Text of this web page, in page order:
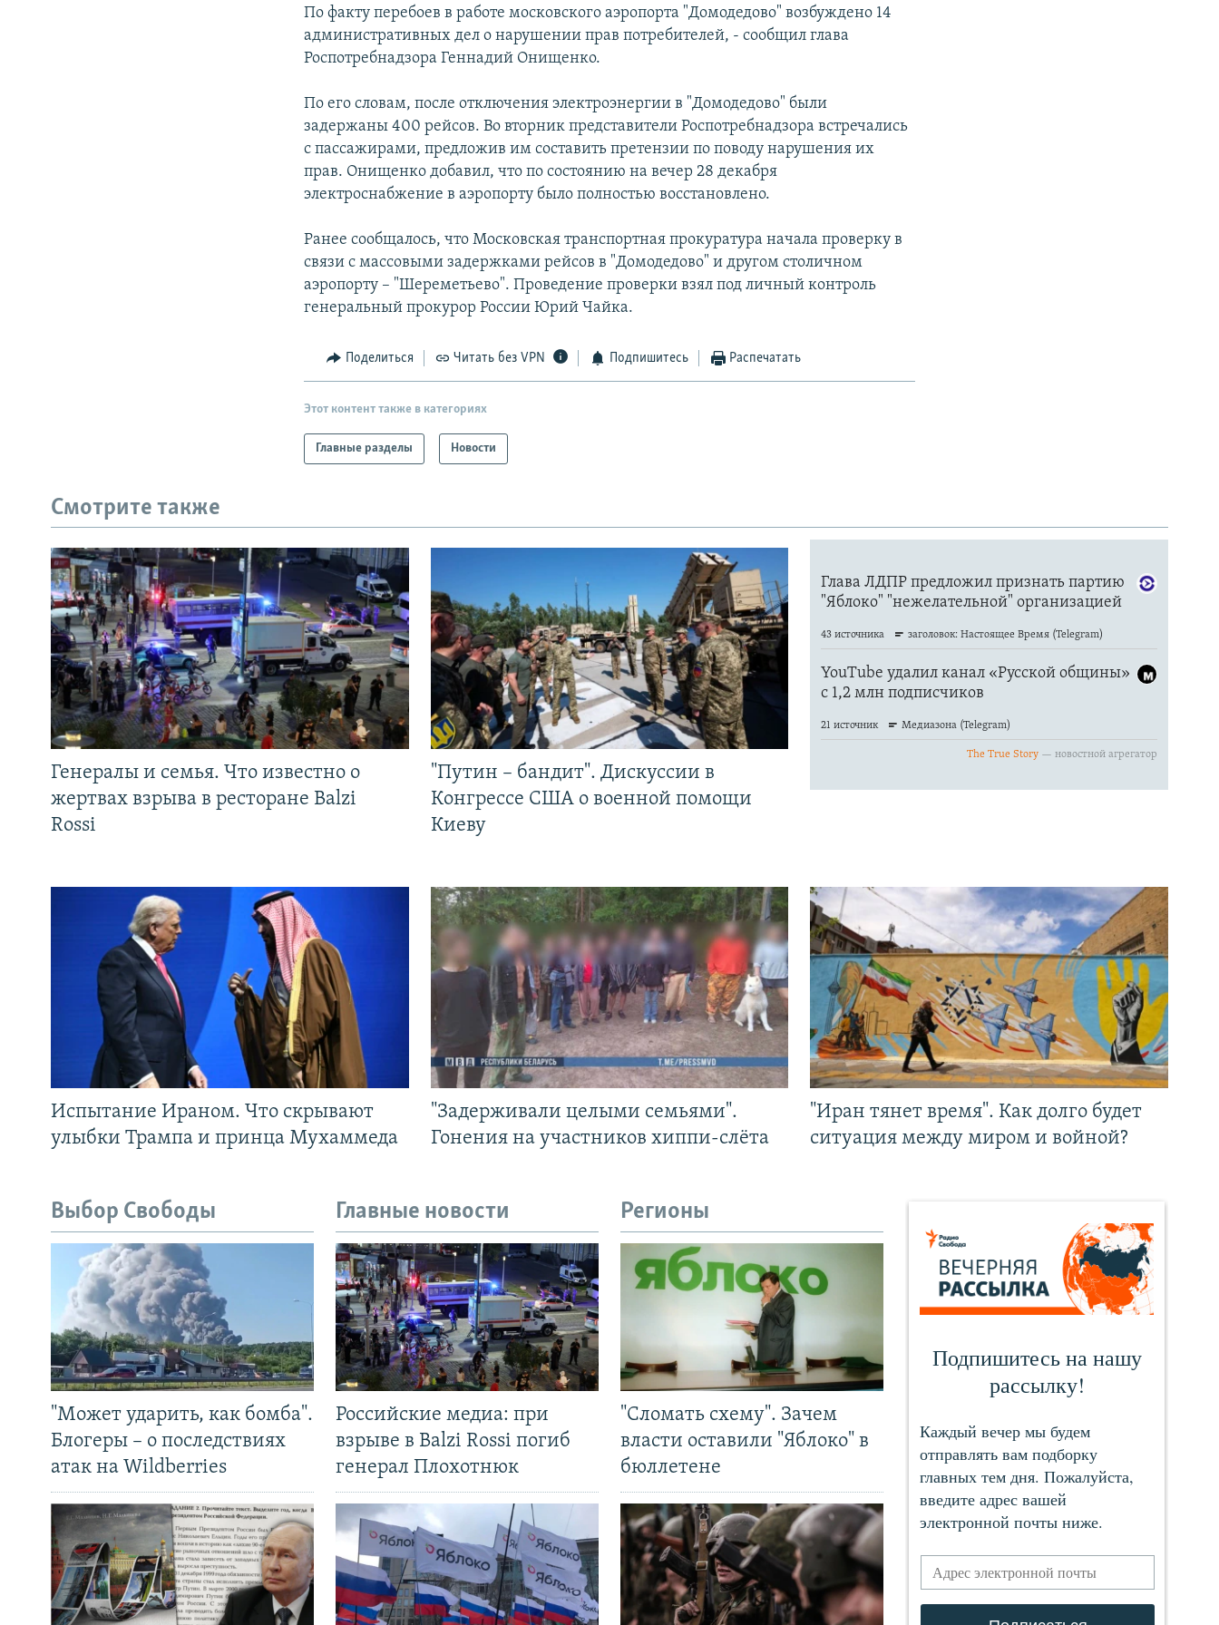
По факту перебоев в работе московского аэропорта "Домодедово" возбуждено 14
административных дел о нарушении прав потребителей, - сообщил глава
Роспотребнадзора Геннадий Онищенко.
По его словам, после отключения электроэнергии в "Домодедово" были
задержаны 400 рейсов. Во вторник представители Роспотребнадзора встречались
с пассажирами, предложив им составить претензии по поводу нарушения их
прав. Онищенко добавил, что по состоянию на вечер 28 декабря
электроснабжение в аэропорту было полностью восстановлено.
Ранее сообщалось, что Московская транспортная прокуратура начала проверку в
связи с массовыми задержками рейсов в "Домодедово" и другом столичном
аэропорту – "Шереметьево". Проведение проверки взял под личный контроль
генеральный прокурор России Юрий Чайка.
Поделиться Читать без VPN Подпишитесь Распечатать
Этот контент также в категориях
Главные разделы Новости
Смотрите также
Генералы и семья. Что известно о
жертвах взрыва в ресторане Balzi
Rossi
"Путин – бандит". Дискуссии в
Конгрессе США о военной помощи
Киеву
Испытание Ираном. Что скрывают
улыбки Трампа и принца Мухаммеда
"Задерживали целыми семьями".
Гонения на участников хиппи-слёта
"Иран тянет время". Как долго будет
ситуация между миром и войной?
Выбор Свободы
"Может ударить, как бомба".
Блогеры – о последствиях
атак на Wildberries
Главные новости
Российские медиа: при
взрыве в Balzi Rossi погиб
генерал Плохотнюк
Регионы
"Сломать схему". Зачем
власти оставили "Яблоко" в
бюллетене